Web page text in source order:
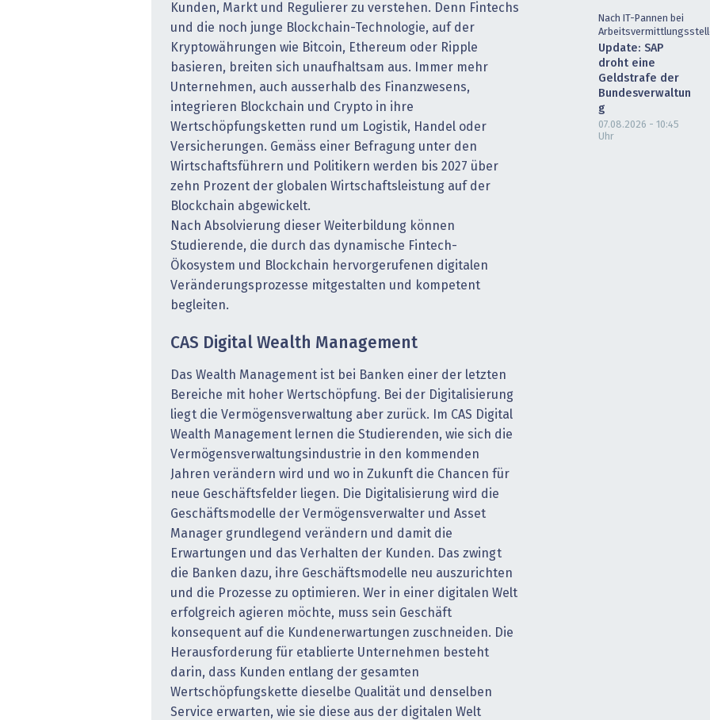
Kunden, Markt und Regulierer zu verstehen. Denn Fintechs
und die noch junge Blockchain-Technologie, auf der
Kryptowährungen wie Bitcoin, Ethereum oder Ripple
basieren, breiten sich unaufhaltsam aus. Immer mehr
Unternehmen, auch ausserhalb des Finanzwesens,
integrieren Blockchain und Crypto in ihre
Wertschöpfungsketten rund um Logistik, Handel oder
Versicherungen. Gemäss einer Befragung unter den
Wirtschaftsführern und Politikern werden bis 2027 über
zehn Prozent der globalen Wirtschaftsleistung auf der
Blockchain abgewickelt.
Nach Absolvierung dieser Weiterbildung können
Studierende, die durch das dynamische Fintech-
Ökosystem und Blockchain hervorgerufenen digitalen
Veränderungsprozesse mitgestalten und kompetent
begleiten.
CAS Digital Wealth Management
Das Wealth Management ist bei Banken einer der letzten
Bereiche mit hoher Wertschöpfung. Bei der Digitalisierung
liegt die Vermögensverwaltung aber zurück. Im CAS Digital
Wealth Management lernen die Studierenden, wie sich die
Vermögensverwaltungsindustrie in den kommenden
Jahren verändern wird und wo in Zukunft die Chancen für
neue Geschäftsfelder liegen. Die Digitalisierung wird die
Geschäftsmodelle der Vermögensverwalter und Asset
Manager grundlegend verändern und damit die
Erwartungen und das Verhalten der Kunden. Das zwingt
die Banken dazu, ihre Geschäftsmodelle neu auszurichten
und die Prozesse zu optimieren. Wer in einer digitalen Welt
erfolgreich agieren möchte, muss sein Geschäft
konsequent auf die Kundenerwartungen zuschneiden. Die
Herausforderung für etablierte Unternehmen besteht
darin, dass Kunden entlang der gesamten
Wertschöpfungskette dieselbe Qualität und denselben
Service erwarten, wie sie diese aus der digitalen Welt
Nach IT-Pannen bei
Update: SAP
droht eine
Geldstrafe der
Bundesverwaltun
g
07.08.2026 - 10:45
Uhr